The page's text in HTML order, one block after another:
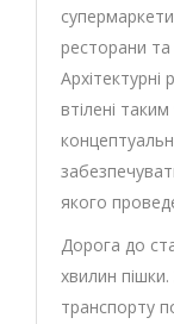
ресторани
Архітектурні
втілені
якого
Дорога до
хвилин
транспорту